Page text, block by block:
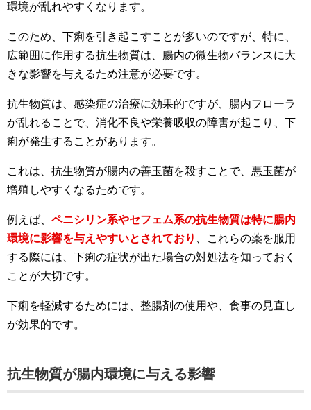
環境が乱れやすくなります。
このため、下痢を引き起こすことが多いのですが、特に、
広範囲に作用する抗生物質は、腸内の微生物バランスに大
きな影響を与えるため注意が必要です。
抗生物質は、感染症の治療に効果的ですが、腸内フローラ
が乱れることで、消化不良や栄養吸収の障害が起こり、下
痢が発生することがあります。
これは、抗生物質が腸内の善玉菌を殺すことで、悪玉菌が
増殖しやすくなるためです。
例えば、 ペニシリン系やセフェム系の抗生物質は特に腸内
環境に影響を与えやすいとされており
、これらの薬を服用
する際には、下痢の症状が出た場合の対処法を知っておく
ことが大切です。
下痢を軽減するためには、整腸剤の使用や、食事の見直し
が効果的です。
抗生物質が腸内環境に与える影響